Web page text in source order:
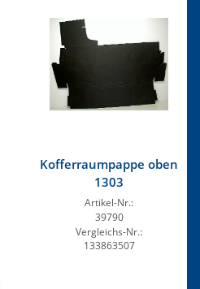
Kofferraumpappe oben
1303
Artikel-Nr.:
39790
Vergleichs-Nr.:
133863507